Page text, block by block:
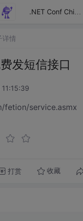
.NET Conf China
详情
发短信接口
fetion/service.asmx
打赏 收藏